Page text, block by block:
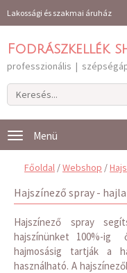
Lakossági és szakmai áruház
Fodrászkellék
professzionális |
Toggle
navigation
Főoldal /Webshop /
Hajszínező spray -
Hajszínező spray
hajszínünket 100%-ig
hajmosásig tartják a
használható. A